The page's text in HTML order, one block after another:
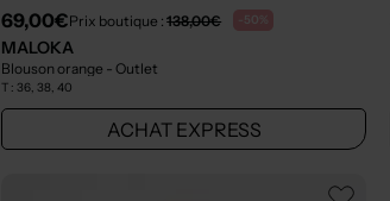
69,00€Prix boutique :138,00€ -50%
MALOKA
Blouson orange - Outlet
T :36, 38, 40
ACHAT EXPRESS